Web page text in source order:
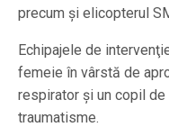
precum şi elicopterul
Echipajele de
femeie în vârstă de
respirator şi un copil
traumatisme.